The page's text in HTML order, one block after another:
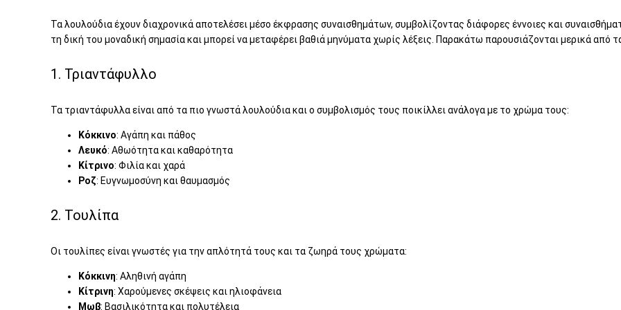
Τα λουλούδια έχουν διαχρονικά αποτελέσει μέσο έκφρασης συναισθημάτων, συμβολίζοντας διάφορες έννοιες και
τη δική του μοναδική σημασία και μπορεί να μεταφέρει βαθιά μηνύματα χωρίς λέξεις. Παρακάτω παρουσιάζονται μερικά από
1. Τριαντάφυλλο
Τα τριαντάφυλλα είναι από τα πιο γνωστά λουλούδια και ο συμβολισμός τους ποικίλλει ανάλογα με το χρώμα τους:
Κόκκινο: Αγάπη και πάθος
Λευκό: Αθωότητα και καθαρότητα
Κίτρινο: Φιλία και χαρά
Ροζ: Ευγνωμοσύνη και θαυμασμός
2. Τουλίπα
Οι τουλίπες είναι γνωστές για την απλότητά τους και τα ζωηρά τους χρώματα:
Κόκκινη: Αληθινή αγάπη
Κίτρινη: Χαρούμενες σκέψεις και ηλιοφάνεια
Μωβ: Βασιλικότητα και πολυτέλεια